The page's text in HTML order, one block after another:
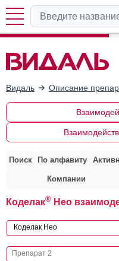
Видаль Описание
Поиск По алфавиту
Компании
Коделак® Нео